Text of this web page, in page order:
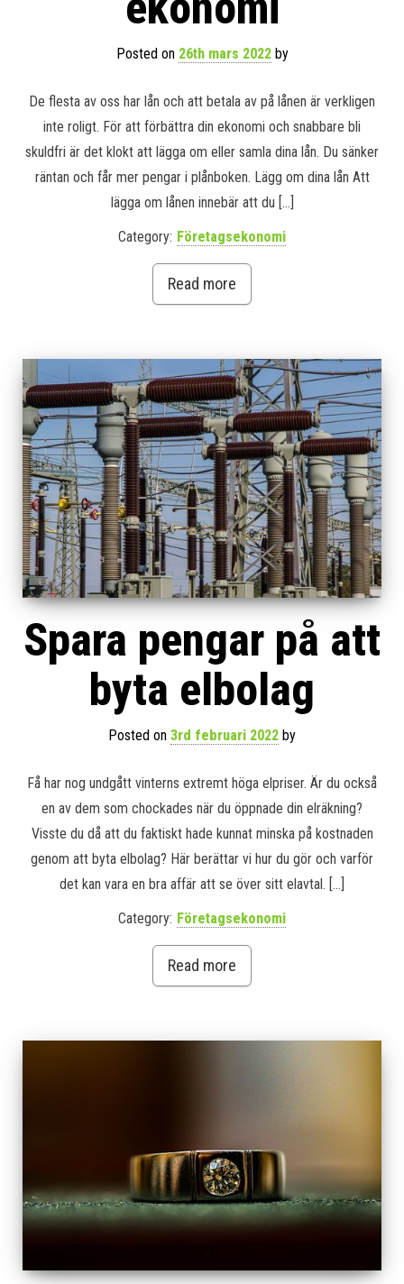
Posted on 26th mars 2022by
De flesta av oss har lån och att betala av på lånen är verkligen
inte roligt. För att förbättra din ekonomi och snabbare bli
skuldfri är det klokt att lägga om eller samla dina lån. Du sänker
räntan och får mer pengar i plånboken. Lägg om dina lån Att
lägga om lånen innebär att du […]
Category: Företagsekonomi
Read more
Spara pengar på att
byta elbolag
Posted on 3rd februari 2022 by
Få har nog undgått vinterns extremt höga elpriser. Är du också
en av dem som chockades när du öppnade din elräkning?
Visste du då att du faktiskt hade kunnat minska på kostnaden
genom att byta elbolag? Här berättar vi hur du gör och varför
det kan vara en bra affär att se över sitt elavtal. […]
Category: Företagsekonomi
Read more